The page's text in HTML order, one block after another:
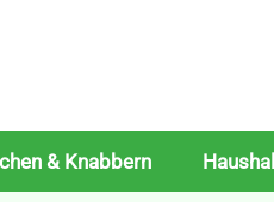
& Knabbern